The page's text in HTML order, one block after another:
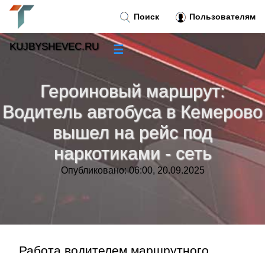
Героиновый маршрут:
Водитель автобуса в Кемерово
вышел на рейс под
наркотиками - сеть
Опубликовано: 06:00, 20.09.2025
Поиск Пользователям
KUJBYSHEVEC.RU ☰
Новости
Тренды новостей »
Рубрики»
»